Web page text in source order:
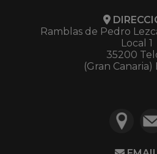
Ramblas de Pedro
Local 1
35200
(Gran Canaria)